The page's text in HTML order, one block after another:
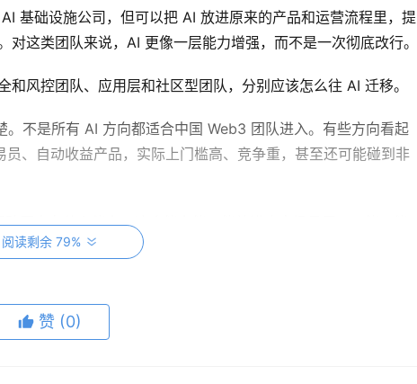
基础设施公司，但可以把 AI 放进原来的产品和运营流程里，提
这类团队来说，AI 更像一层能力增强，而不是一次彻底改行。
风控团队、应用层和社区型团队，分别应该怎么往 AI 迁移。
不是所有 AI 方向都适合中国 Web3 团队进入。有些方向看起
、自动收益产品，实际上门槛高、竞争重，甚至还可能碰到非
原来有什么能力，这个能力能不能放进真实场景里，又能不能
计
期的方向。
阅读剩余 79%
赞 (0)